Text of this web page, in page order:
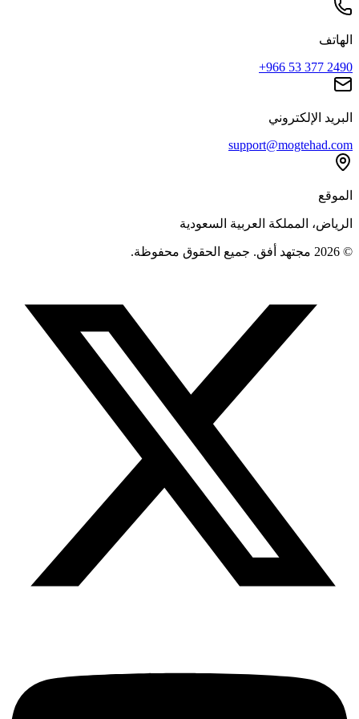
الهاتف
+966 53 377 2490
البريد الإلكتروني
support@mogtehad.com
الموقع
الرياض، المملكة العربية السعودية
© 2026 مجتهد أفق. جميع الحقوق محفوظة.